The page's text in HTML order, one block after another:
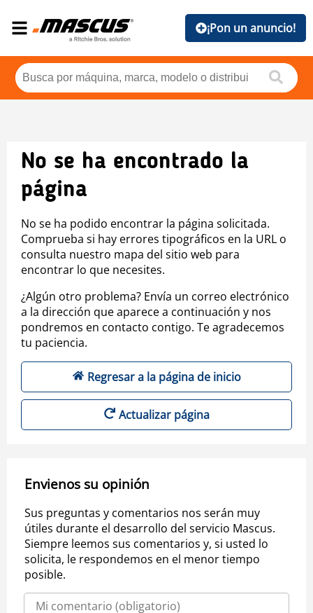
¡Pon un anuncio!
No se ha encontrado la
página
No se ha podido encontrar la página solicitada.
Comprueba si hay errores tipográficos en la URL o
consulta nuestro mapa del sitio web para
encontrar lo que necesites.
¿Algún otro problema? Envía un correo electrónico
a la dirección que aparece a continuación y nos
pondremos en contacto contigo. Te agradecemos
tu paciencia.
Regresar a la página de inicio
Actualizar página
Envienos su opinión
Sus preguntas y comentarios nos serán muy
útiles durante el desarrollo del servicio Mascus.
Siempre leemos sus comentarios y, si usted lo
solicita, le respondemos en el menor tiempo
posible.